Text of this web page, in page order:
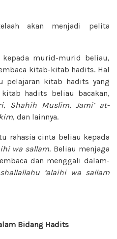
akan menjadi pelita
murid-murid beliau,
kitab-kitab hadits. Hal
pelajaran kitab hadits yang
hadits beliau bacakan,
, Shahih Muslim,Jami’ at-
, dan lainnya.
rahasia cinta beliau kepada
wa sallam. Beliau menjaga
dan menggali dalam-
shallallahu ‘alaihi wa sallam
Bidang Hadits